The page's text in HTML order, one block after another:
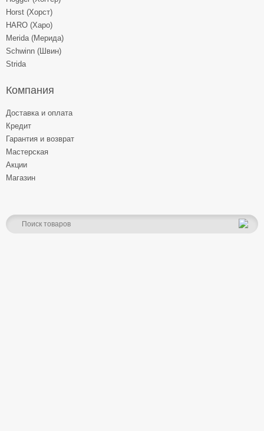
Horst (Хорст)
HARO (Харо)
Merida (Мерида)
Schwinn (Швин)
Strida
Компания
Доставка и оплата
Кредит
Гарантия и возврат
Мастерская
Акции
Магазин